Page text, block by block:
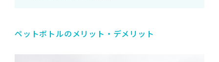
ペットボトルのメリット・デメリット